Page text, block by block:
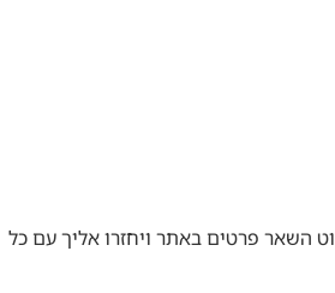
השאר פרטים באתר ויחזרו אליך עם כל